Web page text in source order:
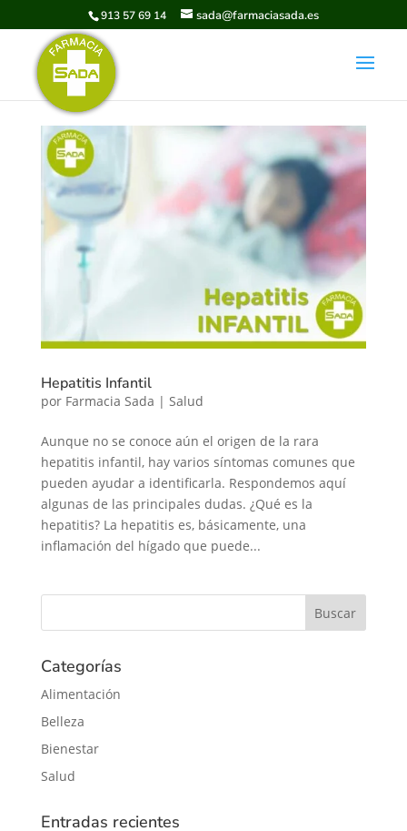
913 57 69 14 sada@farmaciasada.es
Hepatitis Infantil
por Farmacia Sada | Salud
Aunque no se conoce aún el origen de la rara
hepatitis infantil, hay varios síntomas comunes que
pueden ayudar a identificarla. Respondemos aquí
algunas de las principales dudas. ¿Qué es la
hepatitis? La hepatitis es, básicamente, una
inflamación del hígado que puede...
Categorías
Alimentación
Belleza
Bienestar
Salud
Entradas recientes